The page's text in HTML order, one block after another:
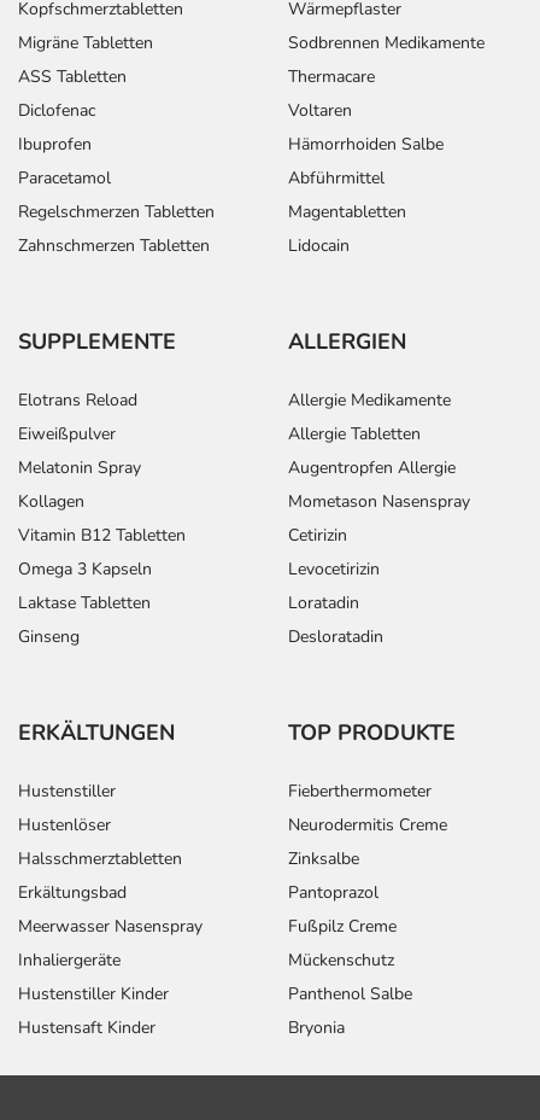
Kopfschmerztabletten
Migräne Tabletten
ASS Tabletten
Diclofenac
Ibuprofen
Paracetamol
Regelschmerzen Tabletten
Zahnschmerzen Tabletten
Wärmepflaster
Sodbrennen Medikamente
Thermacare
Voltaren
Hämorrhoiden Salbe
Abführmittel
Magentabletten
Lidocain
SUPPLEMENTE
Elotrans Reload
Eiweißpulver
Melatonin Spray
Kollagen
Vitamin B12 Tabletten
Omega 3 Kapseln
Laktase Tabletten
Ginseng
ALLERGIEN
Allergie Medikamente
Allergie Tabletten
Augentropfen Allergie
Mometason Nasenspray
Cetirizin
Levocetirizin
Loratadin
Desloratadin
ERKÄLTUNGEN
Hustenstiller
Hustenlöser
Halsschmerztabletten
Erkältungsbad
Meerwasser Nasenspray
Inhaliergeräte
Hustenstiller Kinder
Hustensaft Kinder
TOP PRODUKTE
Fieberthermometer
Neurodermitis Creme
Zinksalbe
Pantoprazol
Fußpilz Creme
Mückenschutz
Panthenol Salbe
Bryonia